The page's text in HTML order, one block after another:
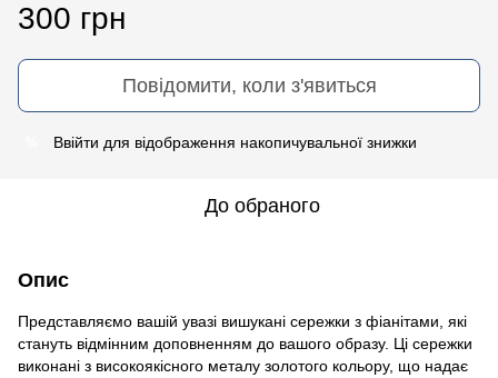
300 грн
Повідомити, коли з'явиться
Ввійти для відображення накопичувальної знижки
До обраного
Опис
Представляємо вашій увазі вишукані сережки з фіанітами, які
стануть відмінним доповненням до вашого образу. Ці сережки
виконані з високоякісного металу золотого кольору, що надає